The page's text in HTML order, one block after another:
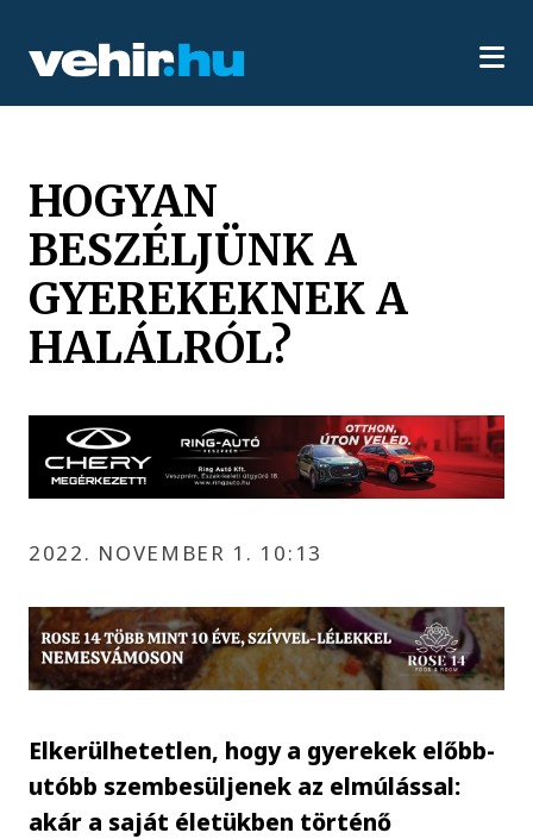
HOGYAN
BESZÉLJÜNK A
GYEREKEKNEK A
HALÁLRÓL?
2022. NOVEMBER 1. 10:13
Elkerülhetetlen, hogy a gyerekek előbb-
utóbb szembesüljenek az elmúlással:
akár a saját életükben történő